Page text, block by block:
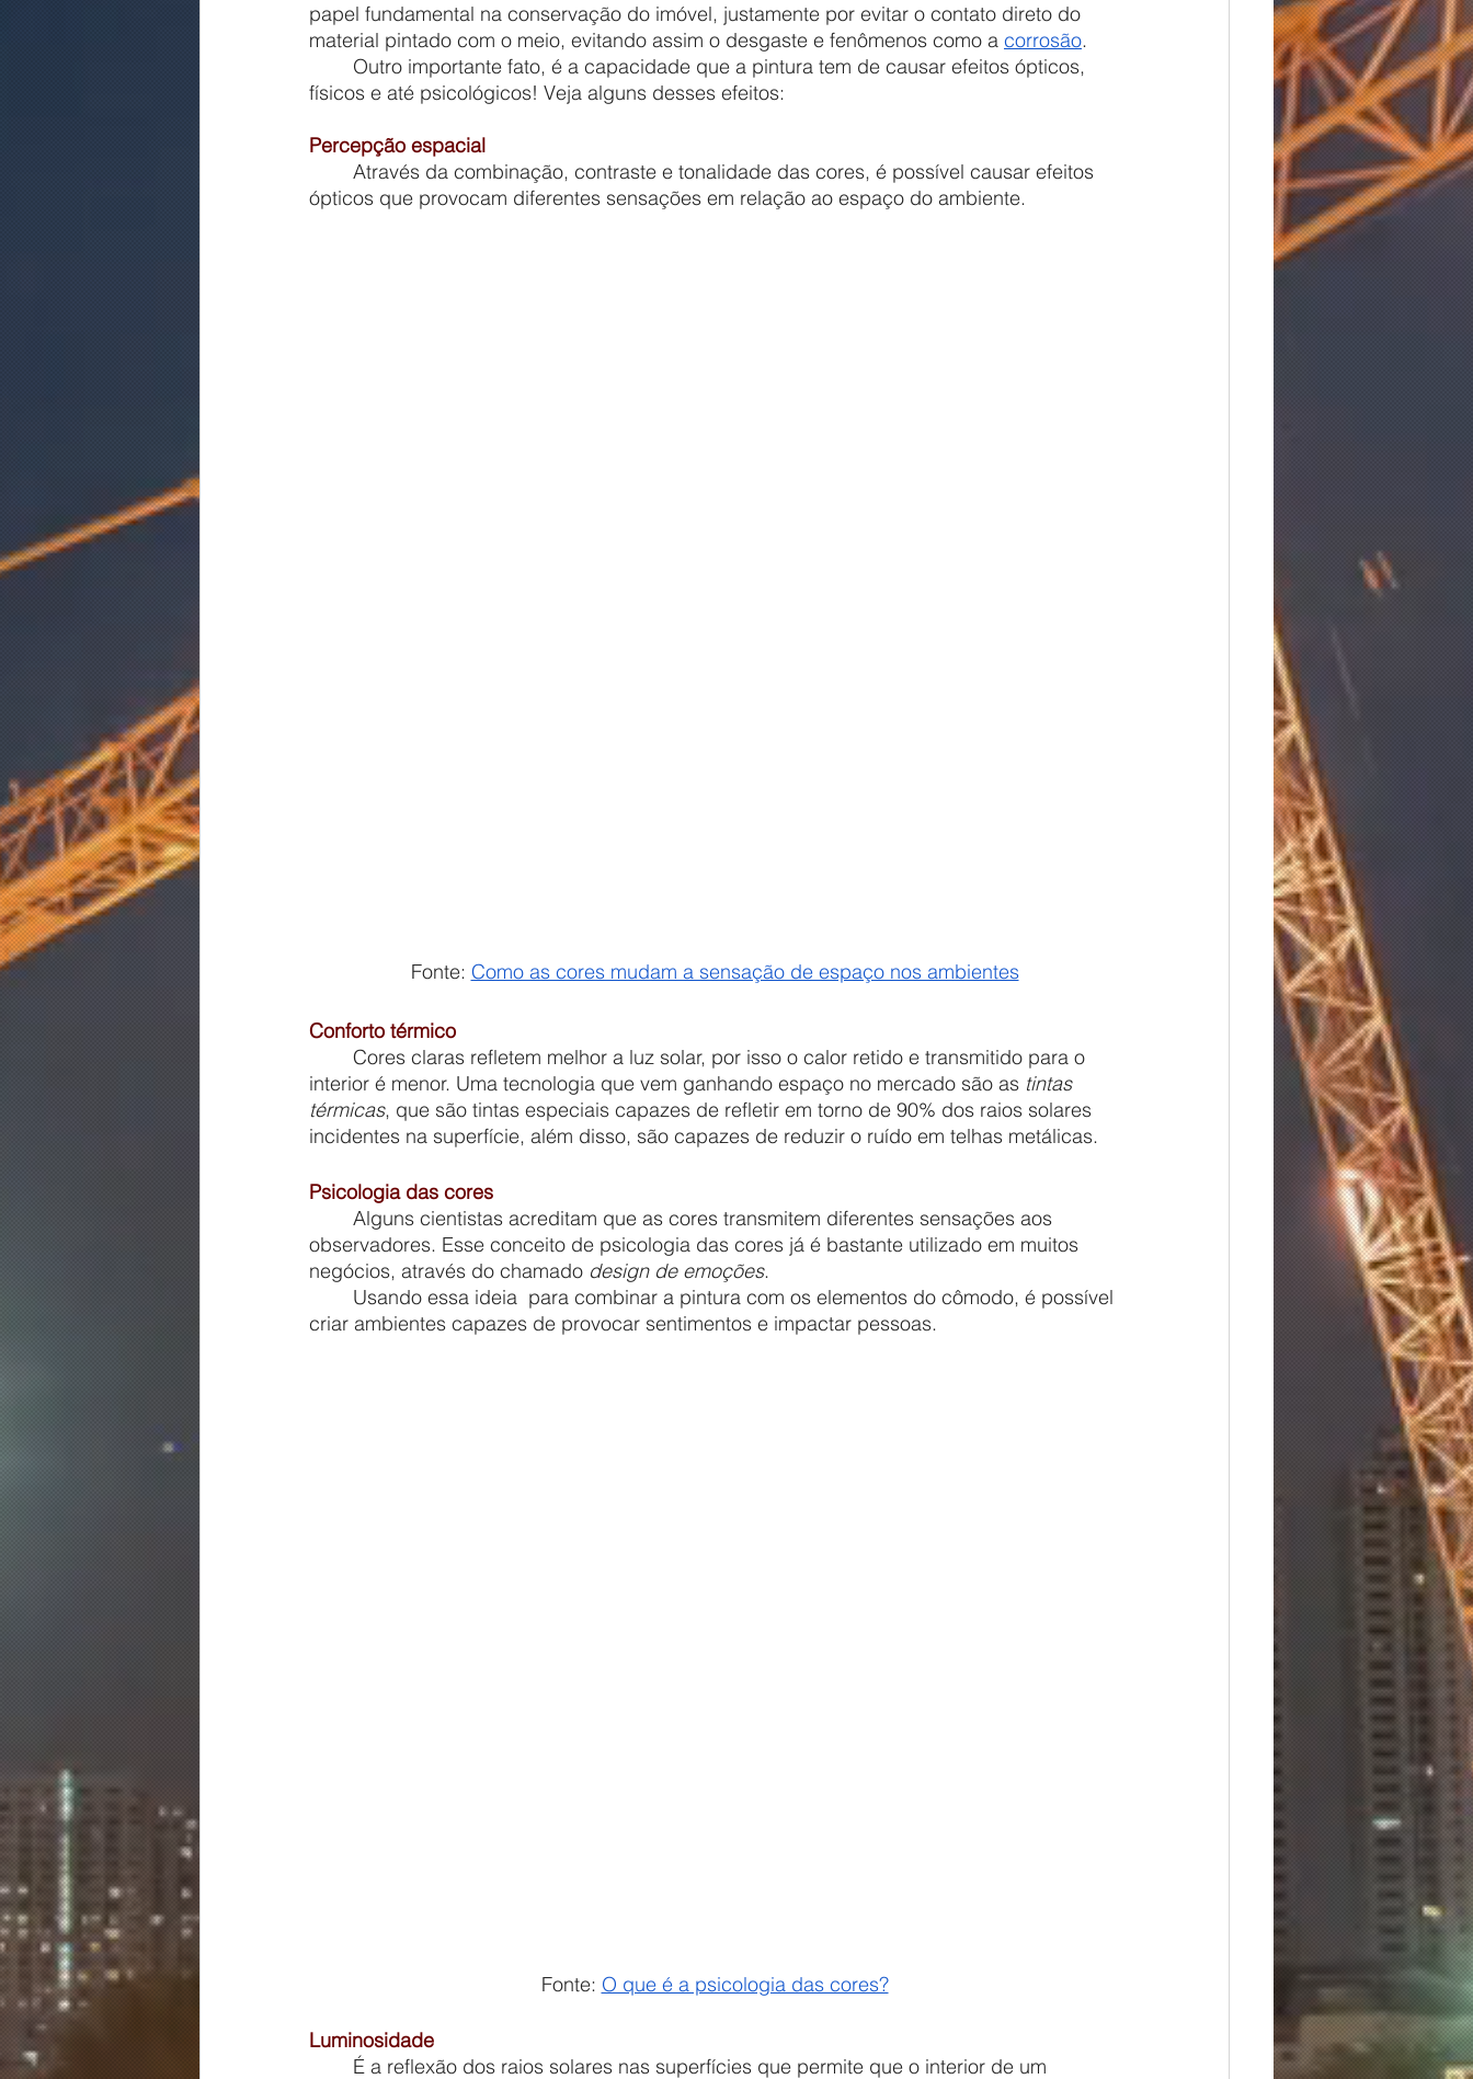
papel fundamental na conservação do imóvel, justamente por evitar o contato direto do
material pintado com o meio, evitando assim o desgaste e fenômenos como a corrosão.
físicos e até psicológicos! Veja alguns desses efeitos:
Percepção espacial
ópticos que provocam diferentes sensações em relação ao espaço do ambiente.
Fonte: Como as cores mudam a sensação de espaço nos ambientes
Conforto térmico
interior é menor. Uma tecnologia que vem ganhando espaço no mercado são as tintas
térmicas, que são tintas especiais capazes de refletir em torno de 90% dos raios solares
incidentes na superfície, além disso, são capazes de reduzir o ruído em telhas metálicas.
Psicologia das cores
observadores. Esse conceito de psicologia das cores já é bastante utilizado em muitos
negócios, através do chamado design de emoções
criar ambientes capazes de provocar sentimentos e impactar pessoas.
Fonte: O que é a psicologia das cores?
Luminosidade